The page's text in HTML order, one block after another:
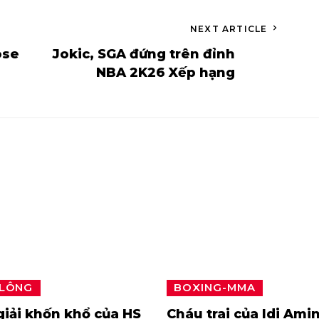
NEXT ARTICLE
Jokic, SGA đứng trên đỉnh
NBA 2K26 Xếp hạng
khốn khổ của HS
BOXING-MMA
Cháu trai của Idi